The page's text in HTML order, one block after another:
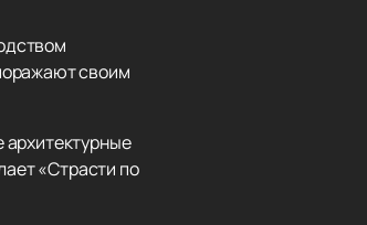
своим
«Страсти по